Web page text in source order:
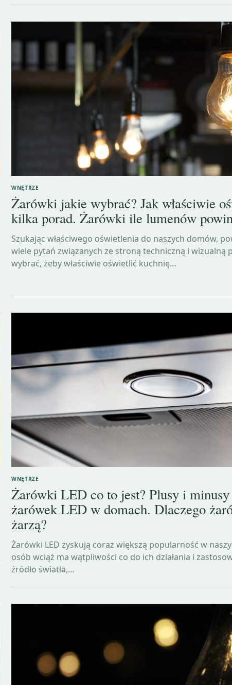
WNĘTRZE
Żarówki jakie wybrać? Jak właściwie
kilka porad. Żarówki ile lumenów
Szukając właściwego oświetlenia do naszych domów,
wiele pytań związanych ze stroną techniczną i wizualną
wybrać, żeby właściwie oświetlić kuchnię…
WNĘTRZE
Żarówki LED co to jest? Plusy i minusy
żarówek LED w domach. Dlaczego
żarzą?
Żarówki LED zyskują coraz większą popularność w
osób wciąż ma wątpliwości co do ich działania i
źródło światła,…